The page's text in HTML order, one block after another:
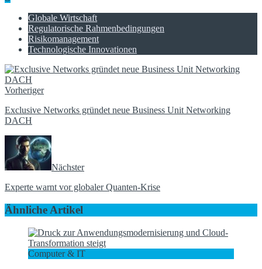
Globale Wirtschaft
Regulatorische Rahmenbedingungen
Risikomanagement
Technologische Innovationen
Vorheriger
Exclusive Networks gründet neue Business Unit Networking
DACH
Nächster
Experte warnt vor globaler Quanten-Krise
Ähnliche Artikel
Computer & IT